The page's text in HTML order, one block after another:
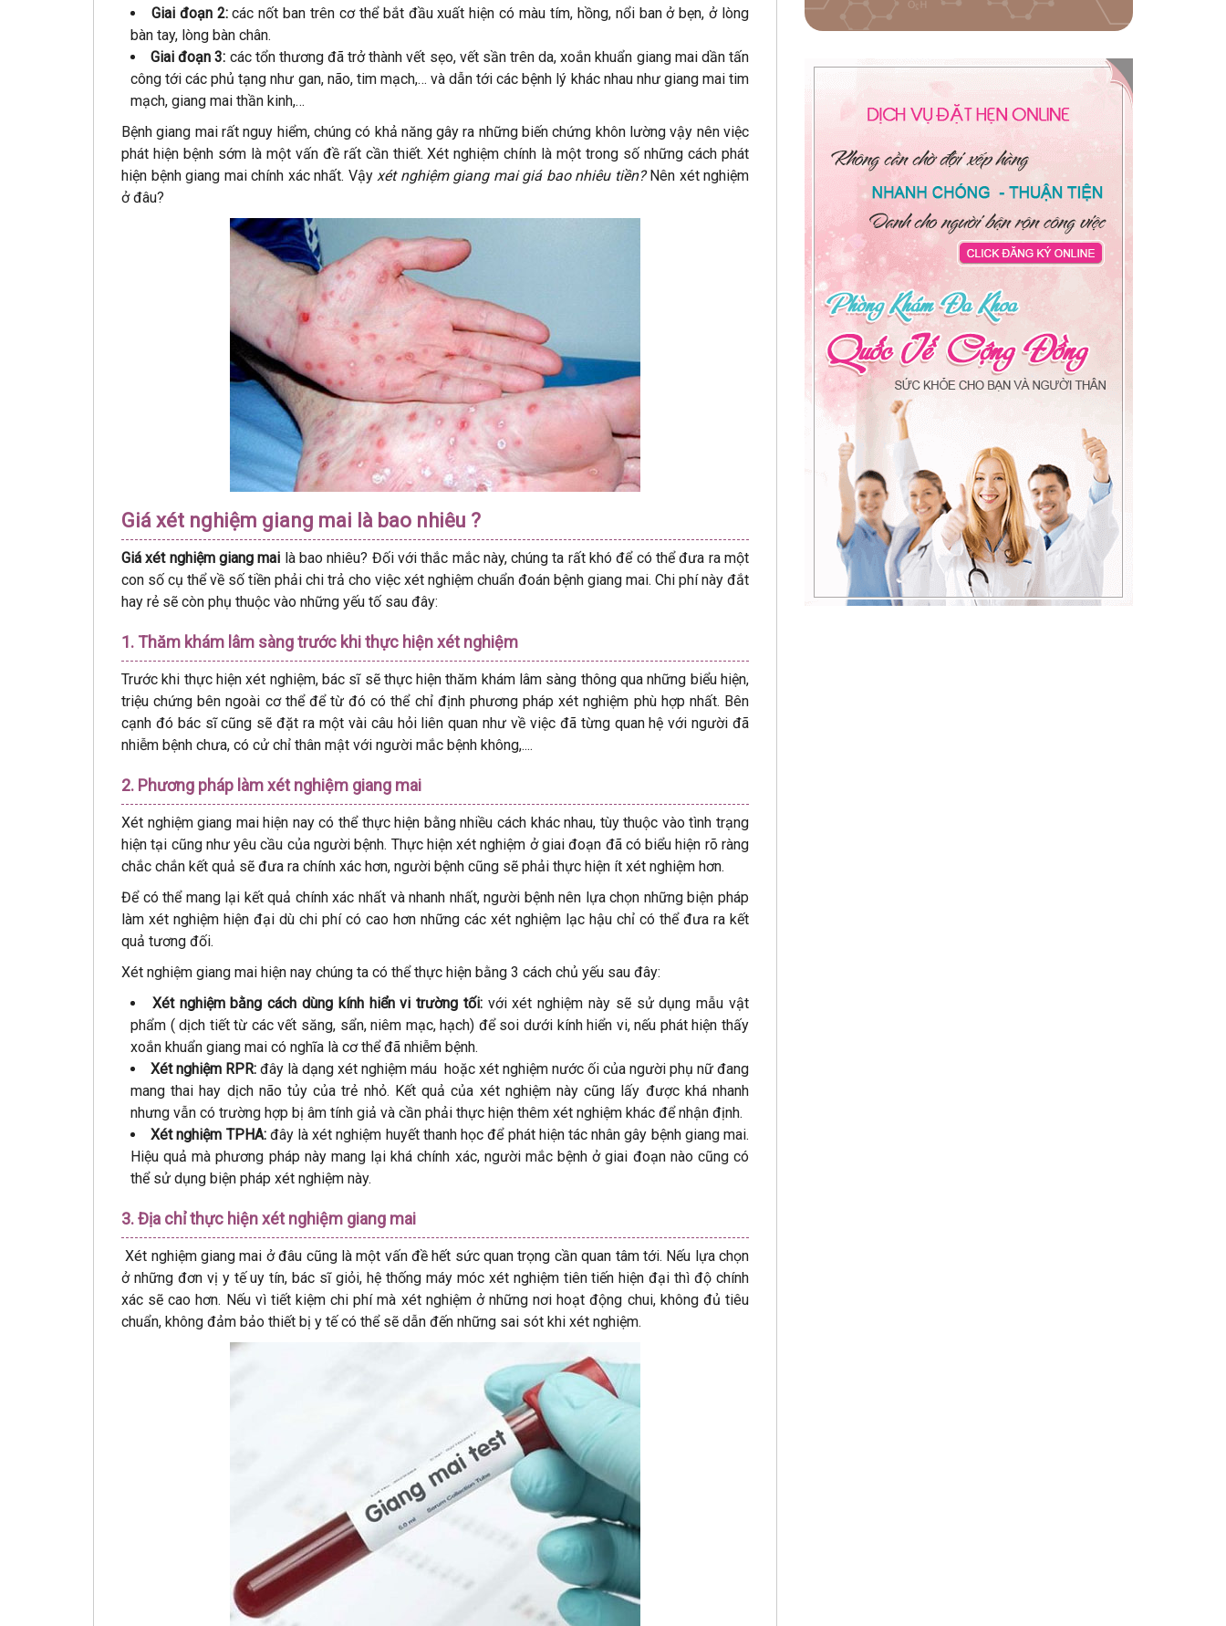
Giai đoạn 2:các nốt ban trên cơ thể bắt đầu xuất hiện có màu tím, hồng, nổi ban ở bẹn, ở lòng
bàn tay, lòng bàn chân.
Giai đoạn 3: các tổn thương đã trở thành vết sẹo, vết sần trên da, xoắn khuẩn giang mai dần tấn
công tới các phủ tạng như gan, não, tim mạch,… và dẫn tới các bệnh lý khác nhau như giang mai tim
mạch, giang mai thần kinh,…
Bệnh giang mai rất nguy hiểm, chúng có khả năng gây ra những biến chứng khôn lường vậy nên việc
phát hiện bệnh sớm là một vấn đề rất cần thiết. Xét nghiệm chính là một trong số những cách phát
hiện bệnh giang mai chính xác nhất. Vậy xét nghiệm giang mai giá bao nhiêu tiền?Nên xét nghiệm
ở đâu?
Giá xét nghiệm giang mai là bao nhiêu ?
Giá xét nghiệm giang mai là bao nhiêu? Đối với thắc mắc này, chúng ta rất khó để có thể đưa ra một
con số cụ thể về số tiền phải chi trả cho việc xét nghiệm chuẩn đoán bệnh giang mai. Chi phí này đắt
hay rẻ sẽ còn phụ thuộc vào những yếu tố sau đây:
1. Thăm khám lâm sàng trước khi thực hiện xét nghiệm
Trước khi thực hiện xét nghiệm, bác sĩ sẽ thực hiện thăm khám lâm sàng thông qua những biểu hiện,
triệu chứng bên ngoài cơ thể để từ đó có thể chỉ định phương pháp xét nghiệm phù hợp nhất. Bên
cạnh đó bác sĩ cũng sẽ đặt ra một vài câu hỏi liên quan như về việc đã từng quan hệ với người đã
nhiễm bệnh chưa, có cử chỉ thân mật với người mắc bệnh không,....
2. Phương pháp làm xét nghiệm giang mai
Xét nghiệm giang mai hiện nay có thể thực hiện bằng nhiều cách khác nhau, tùy thuộc vào tình trạng
hiện tại cũng như yêu cầu của người bệnh. Thực hiện xét nghiệm ở giai đoạn đã có biểu hiện rõ ràng
chắc chắn kết quả sẽ đưa ra chính xác hơn, người bệnh cũng sẽ phải thực hiện ít xét nghiệm hơn.
Để có thể mang lại kết quả chính xác nhất và nhanh nhất, người bệnh nên lựa chọn những biện pháp
làm xét nghiệm hiện đại dù chi phí có cao hơn những các xét nghiệm lạc hậu chỉ có thể đưa ra kết
quả tương đối.
Xét nghiệm giang mai hiện nay chúng ta có thể thực hiện bằng 3 cách chủ yếu sau đây:
Xét nghiệm bằng cách dùng kính hiển vi trường tối:với xét nghiệm này sẽ sử dụng mẫu vật
phẩm ( dịch tiết từ các vết săng, sẩn, niêm mạc, hạch) để soi dưới kính hiển vi, nếu phát hiện thấy
xoắn khuẩn giang mai có nghĩa là cơ thể đã nhiễm bệnh.
Xét nghiệm RPR: đây là dạng xét nghiệm máu hoặc xét nghiệm nước ối của người phụ nữ đang
mang thai hay dịch não tủy của trẻ nhỏ. Kết quả của xét nghiệm này cũng lấy được khá nhanh
nhưng vẫn có trường hợp bị âm tính giả và cần phải thực hiện thêm xét nghiệm khác để nhận định.
Xét nghiệm TPHA:đây là xét nghiệm huyết thanh học để phát hiện tác nhân gây bệnh giang mai.
Hiệu quả mà phương pháp này mang lại khá chính xác, người mắc bệnh ở giai đoạn nào cũng có
thể sử dụng biện pháp xét nghiệm này.
3. Địa chỉ thực hiện xét nghiệm giang mai
Xét nghiệm giang mai ở đâu cũng là một vấn đề hết sức quan trọng cần quan tâm tới. Nếu lựa chọn
ở những đơn vị y tế uy tín, bác sĩ giỏi, hệ thống máy móc xét nghiệm tiên tiến hiện đại thì độ chính
xác sẽ cao hơn. Nếu vì tiết kiệm chi phí mà xét nghiệm ở những nơi hoạt động chui, không đủ tiêu
chuẩn, không đảm bảo thiết bị y tế có thể sẽ dẫn đến những sai sót khi xét nghiệm.